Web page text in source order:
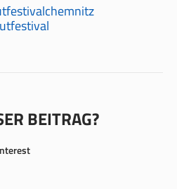
BEITRAG?